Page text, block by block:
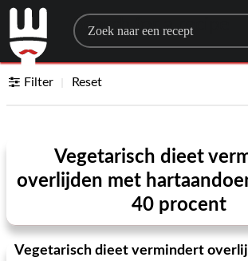
Search for a recipe
Filter Reset
Vegetarisch dieet
overlijden met
40 procent
Vegetarisch dieet vermindert